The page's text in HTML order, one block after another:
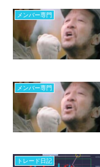
メンバー専門
メンバー専門
トレード日記